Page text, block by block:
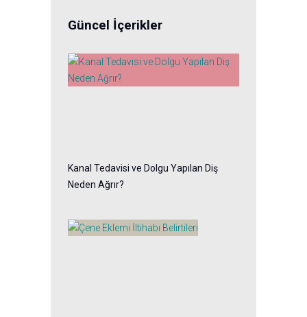
Güncel İçerikler
Kanal Tedavisi ve Dolgu Yapılan Diş
Neden Ağrır?